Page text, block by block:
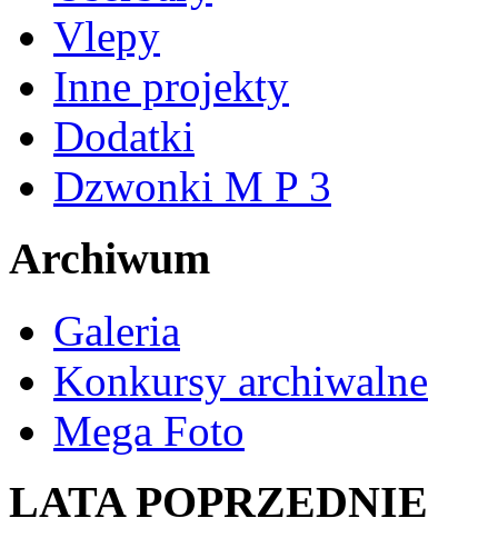
Vlepy
Inne projekty
Dodatki
Dzwonki M P 3
Archiwum
Galeria
Konkursy archiwalne
Mega Foto
LATA POPRZEDNIE